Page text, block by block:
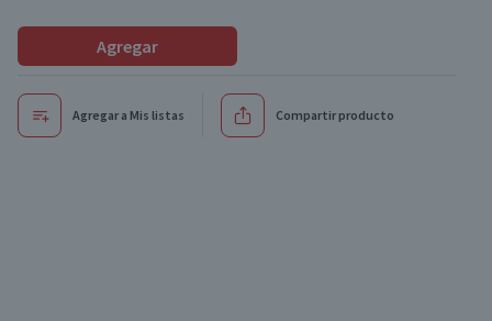
Agregar
Agregar a Mis listas Compartir producto